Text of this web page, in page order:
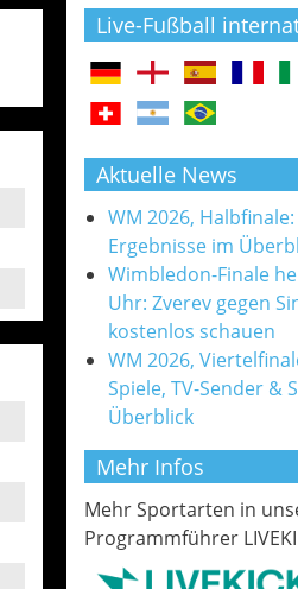
Live-Fußball
Aktuelle News
WM 2026,
Ergebnisse im
Wimbledon-Finale
Uhr: Zverev gegen
kostenlos schauen
WM 2026,
Spiele, TV-Sender &
Überblick
Mehr Infos
Mehr Sportarten in
Programmführer